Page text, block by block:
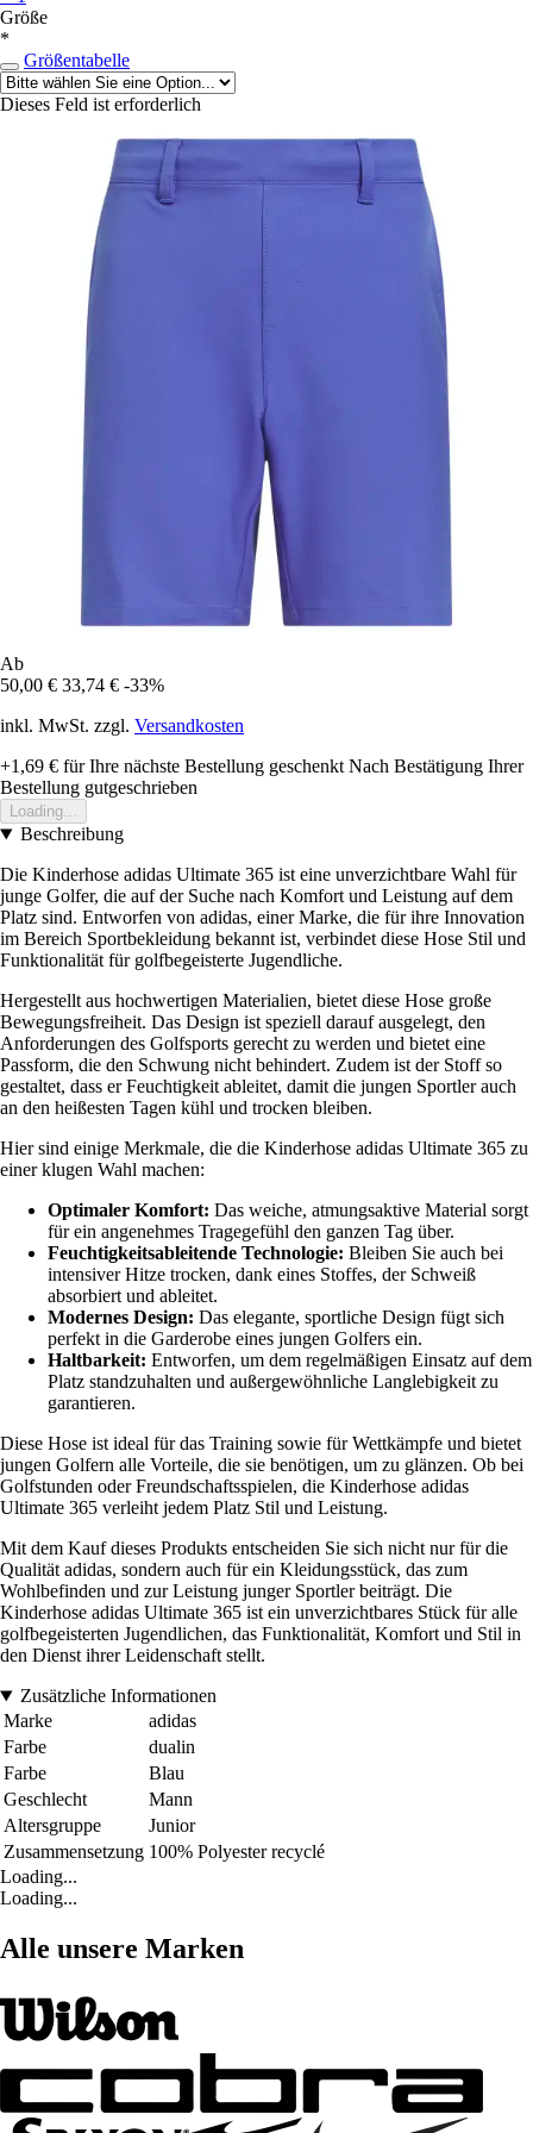
Größe
*
Größentabelle
Dieses Feld ist erforderlich
Ab
50,00 € 33,74 € -33%
inkl. MwSt. zzgl. Versandkosten
+1,69 € für Ihre nächste Bestellung geschenkt Nach Bestätigung Ihrer
Bestellung gutgeschrieben
Loading...
Beschreibung
Die Kinderhose adidas Ultimate 365 ist eine unverzichtbare Wahl für
junge Golfer, die auf der Suche nach Komfort und Leistung auf dem
Platz sind. Entworfen von adidas, einer Marke, die für ihre Innovation
im Bereich Sportbekleidung bekannt ist, verbindet diese Hose Stil und
Funktionalität für golfbegeisterte Jugendliche.
Hergestellt aus hochwertigen Materialien, bietet diese Hose große
Bewegungsfreiheit. Das Design ist speziell darauf ausgelegt, den
Anforderungen des Golfsports gerecht zu werden und bietet eine
Passform, die den Schwung nicht behindert. Zudem ist der Stoff so
gestaltet, dass er Feuchtigkeit ableitet, damit die jungen Sportler auch
an den heißesten Tagen kühl und trocken bleiben.
Hier sind einige Merkmale, die die Kinderhose adidas Ultimate 365 zu
einer klugen Wahl machen:
Optimaler Komfort: Das weiche, atmungsaktive Material sorgt
für ein angenehmes Tragegefühl den ganzen Tag über.
Feuchtigkeitsableitende Technologie: Bleiben Sie auch bei
intensiver Hitze trocken, dank eines Stoffes, der Schweiß
absorbiert und ableitet.
Modernes Design: Das elegante, sportliche Design fügt sich
perfekt in die Garderobe eines jungen Golfers ein.
Haltbarkeit: Entworfen, um dem regelmäßigen Einsatz auf dem
Platz standzuhalten und außergewöhnliche Langlebigkeit zu
garantieren.
Diese Hose ist ideal für das Training sowie für Wettkämpfe und bietet
jungen Golfern alle Vorteile, die sie benötigen, um zu glänzen. Ob bei
Golfstunden oder Freundschaftsspielen, die Kinderhose adidas
Ultimate 365 verleiht jedem Platz Stil und Leistung.
Mit dem Kauf dieses Produkts entscheiden Sie sich nicht nur für die
Qualität adidas, sondern auch für ein Kleidungsstück, das zum
Wohlbefinden und zur Leistung junger Sportler beiträgt. Die
Kinderhose adidas Ultimate 365 ist ein unverzichtbares Stück für alle
golfbegeisterten Jugendlichen, das Funktionalität, Komfort und Stil in
den Dienst ihrer Leidenschaft stellt.
Zusätzliche Informationen
Marke
adidas
Farbe
dualin
Farbe
Blau
Geschlecht
Mann
Altersgruppe
Junior
Zusammensetzung 100% Polyester recyclé
Loading...
Loading...
Alle unsere Marken